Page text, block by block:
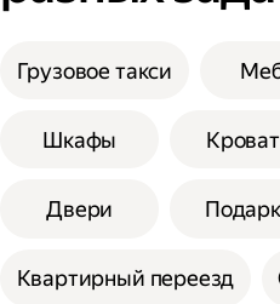
Грузовое такси
Шкафы
Двери
Квартирный переезд